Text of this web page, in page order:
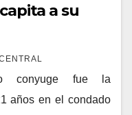
a su
conyuge fue la
años en el condado